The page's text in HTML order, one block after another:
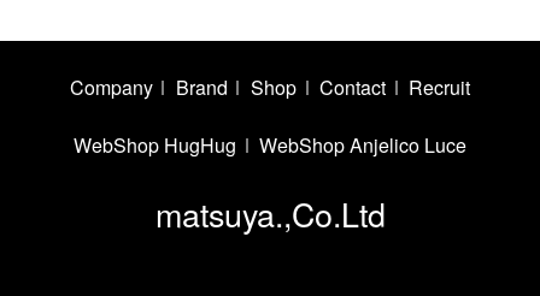
Company Brand Shop Contact Recruit
WebShop HugHug WebShop Anjelico Luce
matsuya.,Co.Ltd